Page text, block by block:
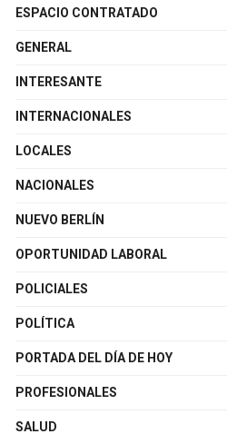
ESPACIO CONTRATADO
GENERAL
INTERESANTE
INTERNACIONALES
LOCALES
NACIONALES
NUEVO BERLÍN
OPORTUNIDAD LABORAL
POLICIALES
POLÍTICA
PORTADA DEL DÍA DE HOY
PROFESIONALES
SALUD